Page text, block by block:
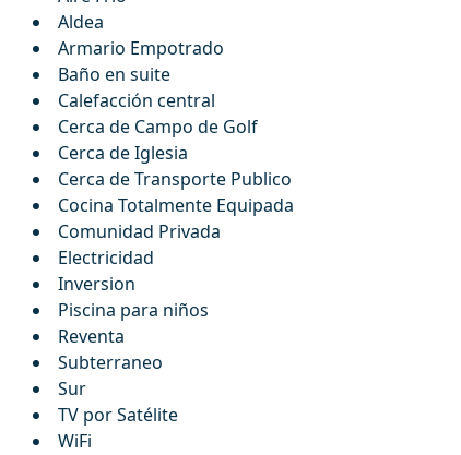
Aldea
Armario Empotrado
Baño en suite
Calefacción central
Cerca de Campo de Golf
Cerca de Iglesia
Cerca de Transporte Publico
Cocina Totalmente Equipada
Comunidad Privada
Electricidad
Inversion
Piscina para niños
Reventa
Subterraneo
Sur
TV por Satélite
WiFi